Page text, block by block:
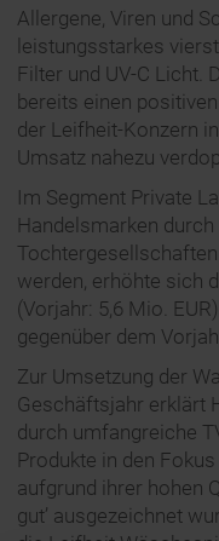
Allergene, Viren und
leistungsstarkes
Filter und UV-C Licht.
bereits einen
der Leifheit-Konzern
Umsatz nahezu
Im Segment Private
Handelsmarken
werden, erhöhte sich
(Vorjahr: 5,6 Mio.
gegenüber dem
Zur Umsetzung der
Geschäftsjahr erklärt
durch umfangreiche
Produkte in den
aufgrund ihrer hohen
gut’ ausgezeichnet